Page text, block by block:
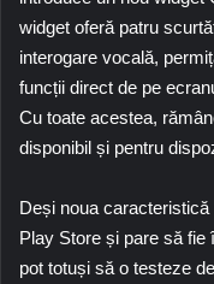
widget oferă patru
interogare vocală,
funcții direct de pe
Cu toate acestea,
disponibil și pentru
Deși noua
Play Store și pare să fie
pot totuși să o testeze